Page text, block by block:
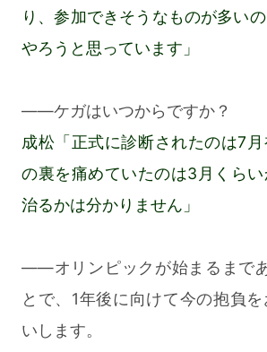
り、参加できそうなものが多い
やろうと思っています」
――ケガはいつからですか？
成松「正式に診断されたのは7
の裏を痛めていたのは3月くら
治るかは分かりません」
――オリンピックが始まるまで
とで、1年後に向けて今の抱負
いします。